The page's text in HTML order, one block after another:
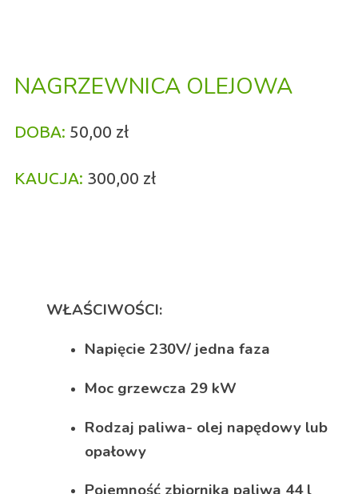
NAGRZEWNICA OLEJOWA
DOBA: 50,00 zł
KAUCJA: 300,00 zł
WŁAŚCIWOŚCI:
Napięcie 230V/ jedna faza
Moc grzewcza 29 kW
Rodzaj paliwa- olej napędowy lub
opałowy